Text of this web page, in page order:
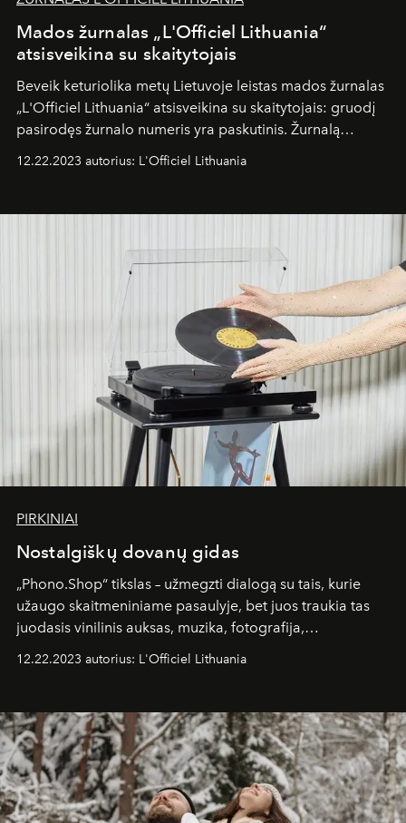
Mados žurnalas „L'Officiel Lithuania“
atsisveikina su skaitytojais
Beveik keturiolika metų Lietuvoje leistas mados žurnalas
„L'Officiel Lithuania“ atsisveikina su skaitytojais: gruodį
pasirodęs žurnalo numeris yra paskutinis. Žurnalą
kūrusios komandos planuose – vasarį pasirodysiantis
12.22.2023 autorius: L'Officiel Lithuania
PIRKINIAI
Nostalgiškų dovanų gidas
„Phono.Shop“ tikslas – užmegzti dialogą su tais, kurie
užaugo skaitmeniniame pasaulyje, bet juos traukia tas
juodasis vinilinis auksas, muzika, fotografija,
eksperimentai ir analoginių sprendimų išskirtinumas.
12.22.2023 autorius: L'Officiel Lithuania